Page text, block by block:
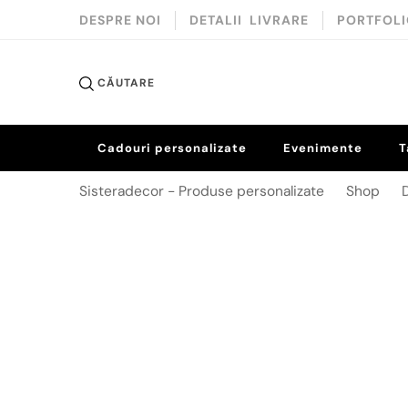
DESPRE NOI DETALII LIVRARE
CĂUTARE
Cadouri personalizate Evenimente
Sisteradecor - Produse personalizate Shop